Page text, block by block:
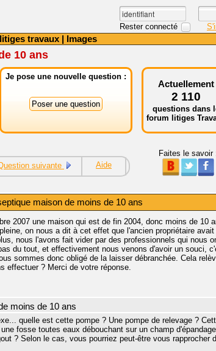
Rester connecté
travaux | Images
10 ans
Je pose une nouvelle question :
Actuellement
2 110
questions dans
forum litiges
suivante Aide
Faites le savoir
maison de moins de 10 ans
2007 une maison qui est de fin 2004, donc moins de 10
on nous a dit à cet effet que l'ancien propriétaire
nous l'avons fait vider par des professionnels qui nous
du tout, et effectivement nous venons d'avoir un souci,
sommes donc obligé de la laisser débranchée. Cela
effectuer ? Merci de votre réponse.
moins de 10 ans
quelle est cette pompe ? Une pompe de relevage ?
fosse toutes eaux débouchant sur un champ
? Selon le cas, vous pourriez peut-être vous rapprocher